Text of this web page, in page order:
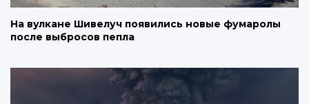
На вулкане Шивелуч появились новые фумаролы
после выбросов пепла